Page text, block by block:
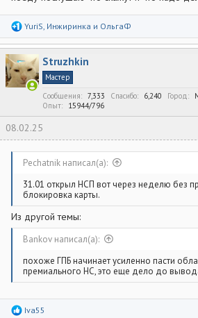
Р
а
к
ц
и
и
YuriS, Инжиринка и ОльгаФ
Struzhkin
Мастер
Сообщения
7,333 Спасибо 6,240 Город
Опыт
15944/796
08.02.25
Pechatnik написал(а):
31.01 открыл НСП вот через неделю без
блокировка карты.
Из другой темы:
Bankov написал(а):
похоже ГПБ начинает усиленно пасти
премиального НС, это еще дело до
Р
Iva55